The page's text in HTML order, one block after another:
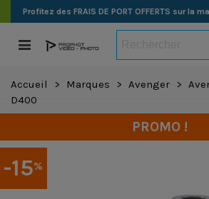
Profitez des FRAIS DE PORT OFFERTS sur la
Accueil > Marques > Avenger >
D400
-15%
PROMO !